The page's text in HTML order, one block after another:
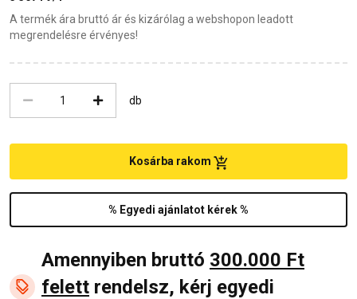
A termék ára bruttó ár és kizárólag a webshopon leadott
megrendelésre érvényes!
db
% Egyedi ajánlatot kérek %
Kosárba rakom
Amennyiben bruttó 300.000 Ft
felett rendelsz, kérj egyedi